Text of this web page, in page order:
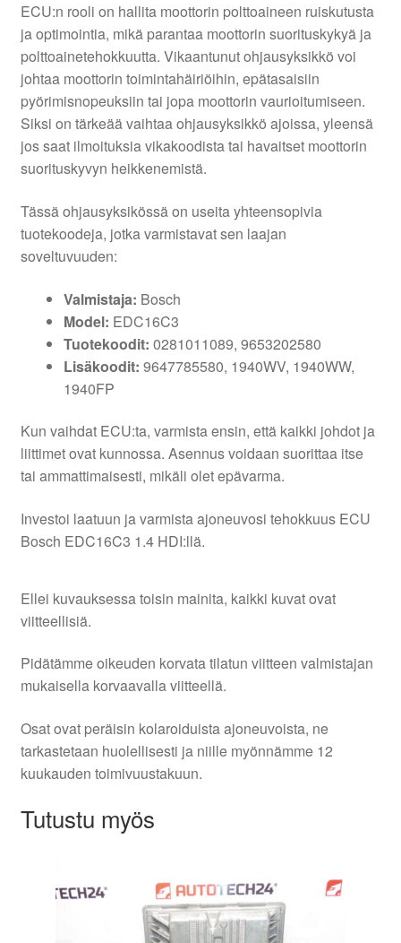
ECU:n rooli on hallita moottorin polttoaineen ruiskutusta
ja optimointia, mikä parantaa moottorin suorituskykyä ja
polttoainetehokkuutta. Vikaantunut ohjausyksikkö voi
johtaa moottorin toimintahäiriöihin, epätasaisiin
pyörimisnopeuksiin tai jopa moottorin vaurioitumiseen.
Siksi on tärkeää vaihtaa ohjausyksikkö ajoissa, yleensä
jos saat ilmoituksia vikakoodista tai havaitset moottorin
suorituskyvyn heikkenemistä.
Tässä ohjausyksikössä on useita yhteensopivia
tuotekoodeja, jotka varmistavat sen laajan
soveltuvuuden:
Valmistaja: Bosch
Model: EDC16C3
Tuotekoodit: 0281011089, 9653202580
Lisäkoodit: 9647785580, 1940WV, 1940WW,
1940FP
Kun vaihdat ECU:ta, varmista ensin, että kaikki johdot ja
liittimet ovat kunnossa. Asennus voidaan suorittaa itse
tai ammattimaisesti, mikäli olet epävarma.
Investoi laatuun ja varmista ajoneuvosi tehokkuus ECU
Bosch EDC16C3 1.4 HDI:llä.
Ellei kuvauksessa toisin mainita, kaikki kuvat ovat
viitteellisiä.
Pidätämme oikeuden korvata tilatun viitteen valmistajan
mukaisella korvaavalla viitteellä.
Osat ovat peräisin kolaroiduista ajoneuvoista, ne
tarkastetaan huolellisesti ja niille myönnämme 12
kuukauden toimivuustakuun.
Tutustu myös